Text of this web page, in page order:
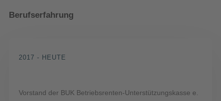
Berufserfahrung
2017 - HEUTE
Vorstand der BUK Betriebsrenten-Unterstützungskasse e.